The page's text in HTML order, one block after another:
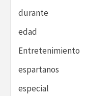
durante
edad
Entretenimiento
espartanos
especial